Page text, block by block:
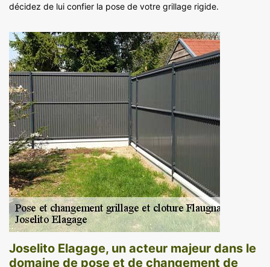
décidez de lui confier la pose de votre grillage rigide.
Joselito Elagage, un acteur majeur dans le
domaine de pose et de changement de